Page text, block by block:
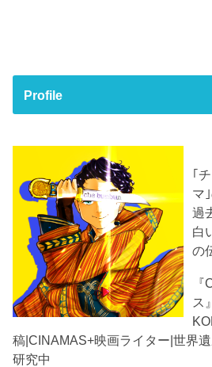
Profile
｢
マ
過
白
の
ス
稿|CINAMAS+映画ライター|世界
研究中